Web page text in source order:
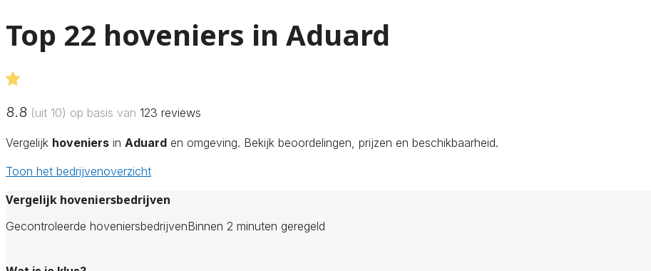
Top 22 hoveniers in Aduard
8.8 (uit 10) op basis van 123 reviews
Vergelijk hoveniers in Aduard en omgeving. Bekijk beoordelingen, prijzen en beschikbaarheid.
Toon het bedrijvenoverzicht
Vergelijk hoveniersbedrijven
Gecontroleerde hoveniersbedrijvenBinnen 2 minuten geregeld